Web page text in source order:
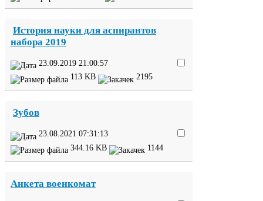
История науки для аспирантов
набора 2019
23 09 2019 21:00:57
113 KB 2195
Зубов
23.08.2021 07:31:13
344 16 KB 1144
Анкета военкомат